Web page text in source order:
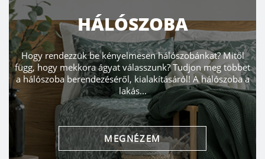
HÁLÓSZOBA
Hogy rendezzük be kényelmesen hálószobánkat? Mitől
függ, hogy mekkora ágyat válasszunk? Tudjon meg többet
a hálószoba berendezéséről, kialakításáról! A hálószoba a
lakás...
MEGNÉZEM